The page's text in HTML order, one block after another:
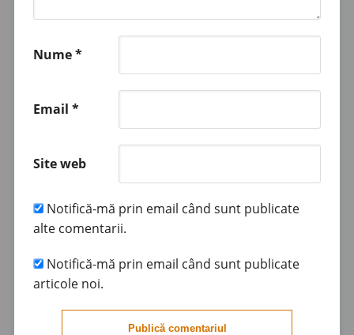
Nume*
Email *
Site web
Notifică-mă prin email când sunt publicate
alte comentarii.
Notifică-mă prin email când sunt publicate
articole noi.
Publică comentariul